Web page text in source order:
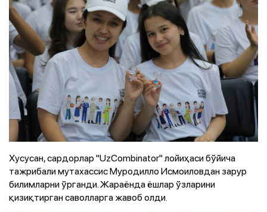
Хусусан, сардорлар "UzCombinator" лойиҳаси бўйича
тажрибали мутахассис Муродилло Исмоиловдан зарур
билимларни ўрганди. Жараёнда ёшлар ўзларини
қизиқтирган саволларга жавоб олди.